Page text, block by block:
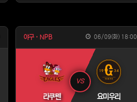
야구 · NPB 06/09(화) 18:00
라쿠텐
VS
요미우리